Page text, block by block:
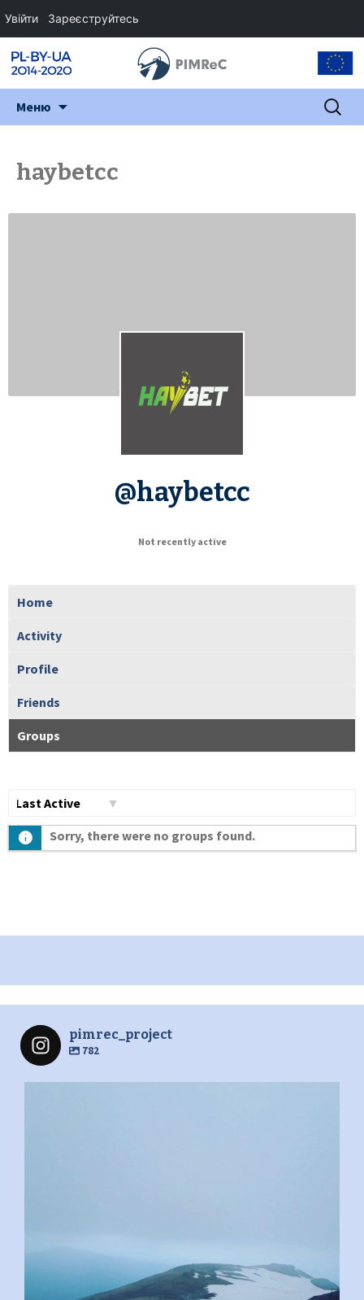
Меню Пошук:
haybetcc
@haybetcc
Not recently active
Home
Activity
Profile
Friends
Groups
по:
Sorry, there were no groups found.
pimrec_project
782
Увійти Зареєструйтесь